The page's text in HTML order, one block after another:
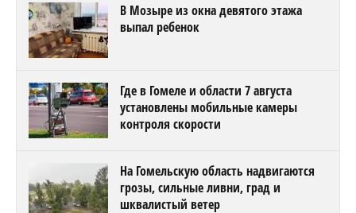
В Мозыре из окна девятого этажа
выпал ребенок
Где в Гомеле и области 7 августа
установлены мобильные камеры
контроля скорости
На Гомельскую область надвигаются
грозы, сильные ливни, град и
шквалистый ветер